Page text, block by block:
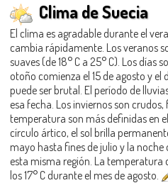
Clima de Suecia
El clima es agradable durante el
cambia rápidamente. Los veranos
suaves (de 18° C a 25° C). Los días
otoño comienza el 15 de agosto y
puede ser brutal. El período de
esa fecha. Los inviernos son
temperatura son más definidas en
círculo ártico, el sol brilla
mayo hasta fines de julio y la noche
esta misma región. La temperatura
los 17° C durante el mes de agosto.